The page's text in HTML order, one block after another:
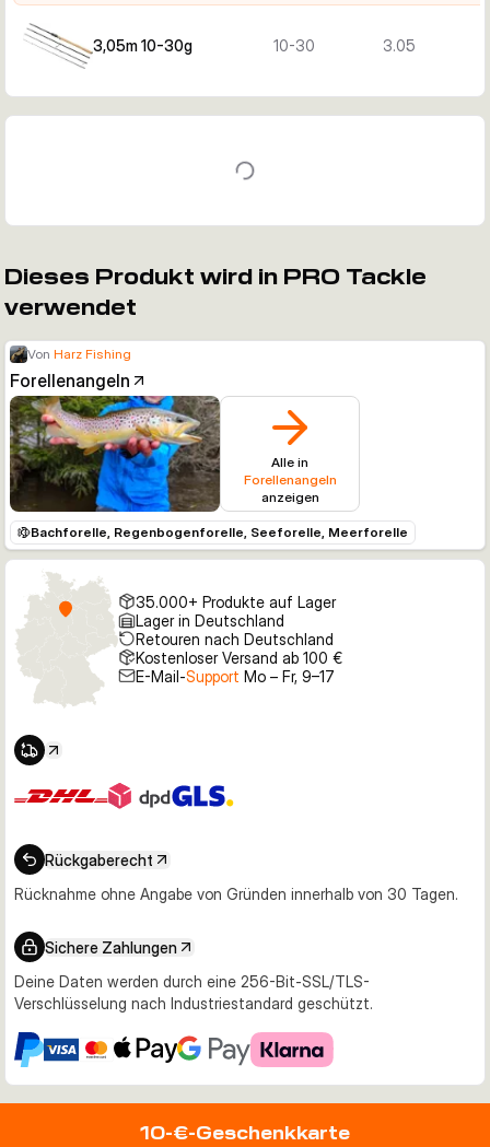
3,05m 10-30g 10-30 3.05
Dieses Produkt wird in PRO Tackle
verwendet
Von Harz Fishing
Forellenangeln
Alle in
Forellenangeln
anzeigen
Bachforelle, Regenbogenforelle, Seeforelle, Meerforelle
35.000+ Produkte auf Lager
Lager in Deutschland
Retouren nach Deutschland
Kostenloser Versand ab 100 €
E-Mail-Support Mo – Fr, 9–17
Rückgaberecht
Rücknahme ohne Angabe von Gründen innerhalb von 30 Tagen.
Sichere Zahlungen
Deine Daten werden durch eine 256-Bit-SSL/TLS-
Verschlüsselung nach Industriestandard geschützt.
10-€-Geschenkkarte